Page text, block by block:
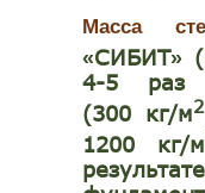
Масса
«СИБИТ»
4-5 раз
(300 кг/м2
1200 кг/м